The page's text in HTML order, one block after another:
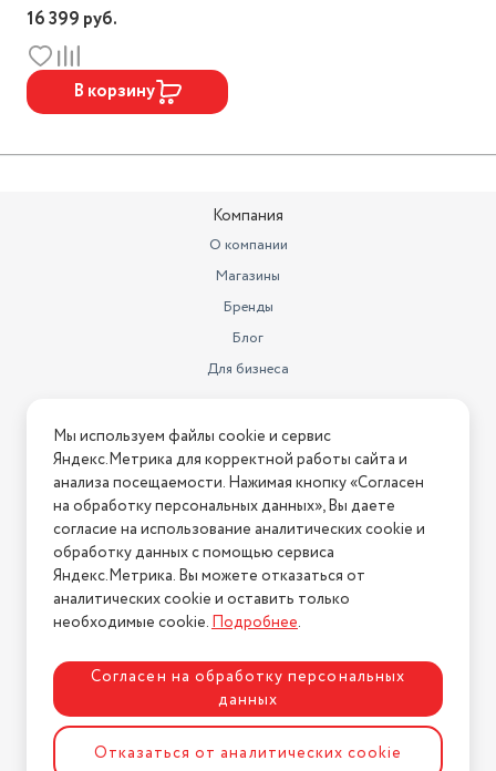
16 399 руб.
В корзину
Компания
О компании
Магазины
Бренды
Блог
Для бизнеса
Информация
Условия оплаты
Условия доставки
Условия возврата
Нашли ошибку на сайте?Напишите нам
2026 © Интернет-магазин "АстМаркет". У нас есть всё!
Политика конфиденциальности
Мы используем файлы cookie и сервис
Яндекс.Метрика для корректной работы сайта и
анализа посещаемости. Нажимая кнопку «Согласен
на обработку персональных данных», Вы даете
согласие на использование аналитических cookie и
обработку данных с помощью сервиса
Яндекс.Метрика. Вы можете отказаться от
аналитических cookie и оставить только
необходимые cookie.Подробнее.
Согласен на обработку персональных
данных
Отказаться от аналитических cookie